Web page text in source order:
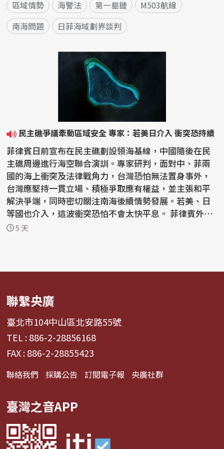
區域情勢 海警法 第一島鏈
M503航線
南海問題
日菲海域劃界談判
民主礁爭議牽動區域安全 專家：若美日介入 衝突恐持續
菲律賓日前宣布在民主礁劃設領海基線，中國隨後在民
主礁周邊進行海空聯合演訓。專家研判，面對中、菲兩
國的海上衝突及法律戰角力，台灣恐怕無法置身事外，
台灣應堅持一貫立場、積極爭取應有權益，並主張和平
解決爭端，同時密切關注南海後續情勢發展。若美、日
等國也介入，這波衝突恐怕不會太快平息。 菲律賓外交
部7月...
5 天
聯繫央廣
臺北市104中山區北安路55號
TEL : 886-2-28856168
FAX : 886-2-28855423
聯絡我們 採購公告 訂閱電子報 央廣社群
臺灣之音APP